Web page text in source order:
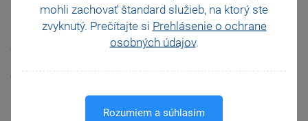
mohli zachovať štandard služieb, na ktorý ste
zvyknutý. Prečítajte si Prehlásenie o ochrane
osobných údajov.
Rozumiem a súhlasím
Dokončite inštaláciu
Spustite nainštalovanú Pohodu. Pokiaľ ste si ju registrovali,
e‑mail.